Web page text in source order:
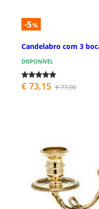
-5%
Candelabro com 3
DISPONÍVEL
€ 73,15 € 77,00